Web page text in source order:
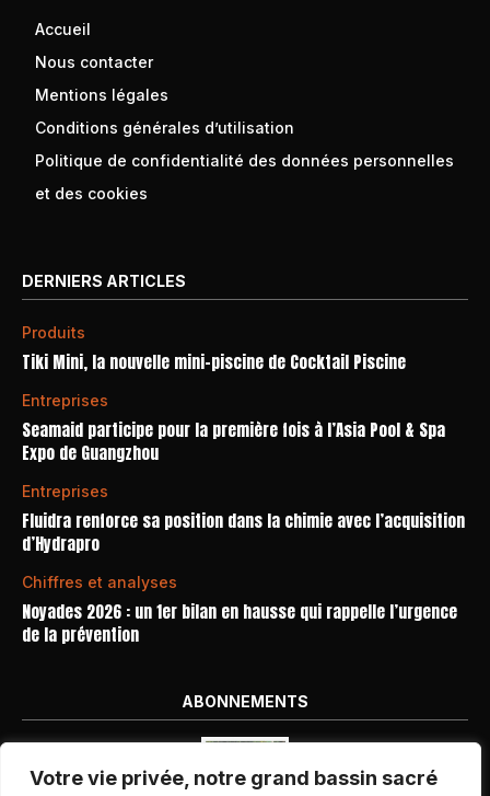
Votre vie privée, notre grand bassin sacré
Accueil
Nous contacter
Mentions légales
Conditions générales d’utilisation
Politique de confidentialité des données personnelles
et des cookies
DERNIERS ARTICLES
Produits
Tiki Mini, la nouvelle mini-piscine de Cocktail Piscine
Entreprises
Seamaid participe pour la première fois à l’Asia Pool & Spa
Expo de Guangzhou
Entreprises
Fluidra renforce sa position dans la chimie avec l’acquisition
d’Hydrapro
Chiffres et analyses
Noyades 2026 : un 1er bilan en hausse qui rappelle l’urgence
de la prévention
ABONNEMENTS